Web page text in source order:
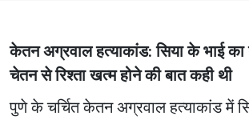
केतन अग्रवाल हत्याकांड: सिया के भाई का
चेतन से रिश्ता खत्म होने की बात कही थी
पुणे के चर्चित केतन अग्रवाल हत्याकांड में